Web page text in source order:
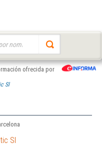
ofrecida por
Sl
Sl